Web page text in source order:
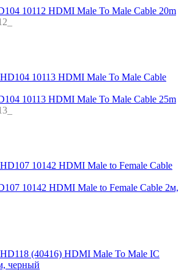
10112 HDMI Male To Male Cable 20m
10113 HDMI Male To Male Cable 25m
10142 HDMI Male to Female Cable 2м,